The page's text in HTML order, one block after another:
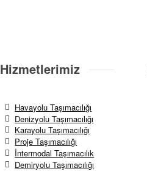
Hizmetlerimiz
Havayolu Taşımacılığı
Denizyolu Taşımacılığı
Karayolu Taşımacılığı
Proje Taşımacılığı
İntermodal Taşımacılık
Demiryolu Taşımacılığı